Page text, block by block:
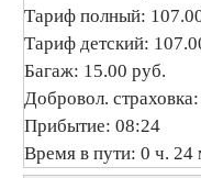
Тариф полный:
Тариф детский:
Багаж: 15.00 руб.
Добровол.
Прибытие: 08:24
Время в пути: 0 ч. 24